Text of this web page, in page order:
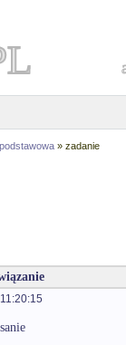
» zadanie